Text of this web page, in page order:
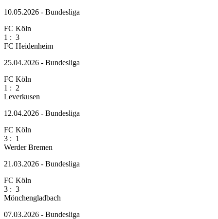
10.05.2026 - Bundesliga
FC Köln
1 : 3
FC Heidenheim
25.04.2026 - Bundesliga
FC Köln
1 : 2
Leverkusen
12.04.2026 - Bundesliga
FC Köln
3 : 1
Werder Bremen
21.03.2026 - Bundesliga
FC Köln
3 : 3
Mönchengladbach
07.03.2026 - Bundesliga